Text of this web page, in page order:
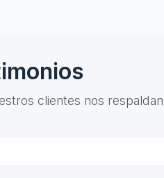
clientes nos respaldan